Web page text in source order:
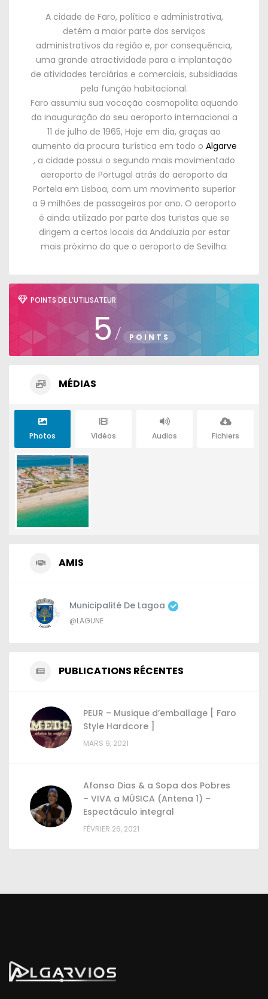
A cidade de Faro, política e administrativa,
detém a maior parte dos serviços
administrativos da região e, por consequência,
uma grande atractividade para a implantação
de atividades terciárias e comerciais, subsidiadas
pela função habitacional.
Faro assumiu sua vocação cosmopolita aquando
da inauguração do seu aeroporto internacional a
11 de julho de 1965, Hoje em dia, graças ao
aumento da procura turística em todo o Algarve
, a cidade possui o segundo mais movimentado
aeroporto de Portugal atrás do aeroporto da
Portela em Lisboa, com um movimento superior
a 9 milhões de passageiros por ano. O aeroporto
é ainda utilizado por parte dos turistas que se
dirigem a certos locais da Andaluzia por estar
mais próximo do que o aeroporto de Sevilha.
POINTS DE L’UTILISATEUR
5/ POINTS
MÉDIAS
Photos Vidéos Audios Fichiers
AMIS
Municipalité De Lagoa
@LAGUNE
PUBLICATIONS RÉCENTES
PEUR – Musique d’emballage [ Faro
Style Hardcore ]
MARS 9, 2021
Afonso Dias & a Sopa dos Pobres
– VIVA a MÚSICA (Antena 1) –
Espectáculo integral
FÉVRIER 26, 2021